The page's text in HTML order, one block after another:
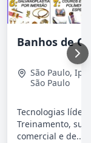
São Paulo,
São Paulo
Tecnologias
Treinamento,
comercial e de...